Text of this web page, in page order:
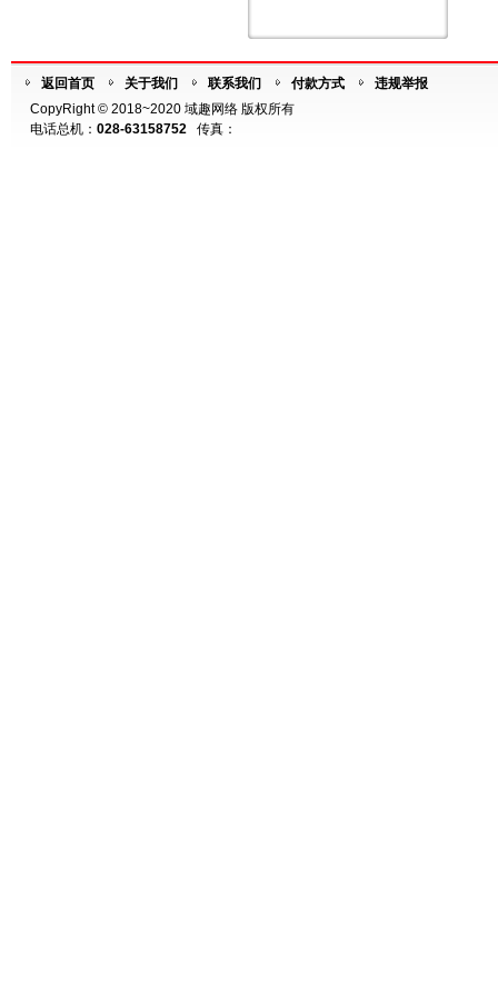
返回首页 关于我们 联系我们 付款方式
违规举报
CopyRight © 2018~2020 域趣网络 版权所有
电话总机： 028-63158752 传真：